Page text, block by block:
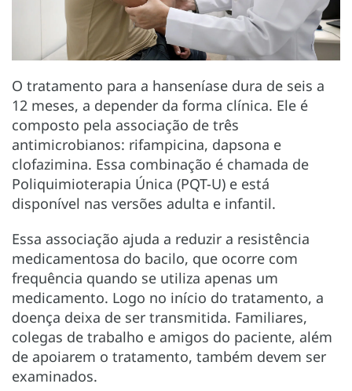
O tratamento para a hanseníase dura de seis a
12 meses, a depender da forma clínica. Ele é
composto pela associação de três
antimicrobianos: rifampicina, dapsona e
clofazimina. Essa combinação é chamada de
Poliquimioterapia Única (PQT-U) e está
disponível nas versões adulta e infantil.
Essa associação ajuda a reduzir a resistência
medicamentosa do bacilo, que ocorre com
frequência quando se utiliza apenas um
medicamento. Logo no início do tratamento, a
doença deixa de ser transmitida. Familiares,
colegas de trabalho e amigos do paciente, além
de apoiarem o tratamento, também devem ser
examinados.